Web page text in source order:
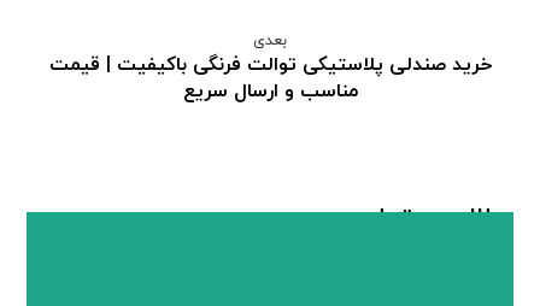
بعدی
خرید صندلی پلاستیکی توالت فرنگی باکیفیت | قیمت
مناسب و ارسال سریع
مطالب مرتبط ...